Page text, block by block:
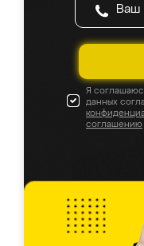
Я
данных
соглашению